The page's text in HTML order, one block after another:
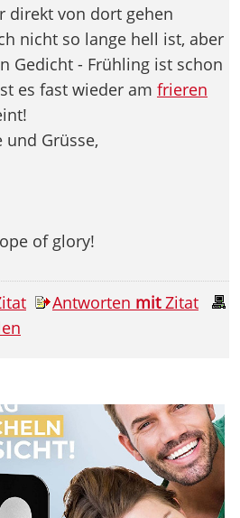
direkt von dort gehen
nicht so lange hell ist, aber
Gedicht - Frühling ist schon
es fast wieder am frieren
und Grüsse,
of glory!
Antworten mitZitat